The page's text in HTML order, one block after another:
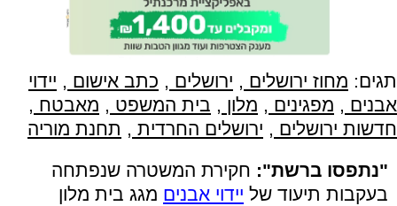
תגים: מחוז ירושלים , ירושלים , כתב אישום , יידוי
אבנים , מפגינים , מלון , בית המשפט , מאבטח ,
חדשות ירושלים , ירושלים החרדית , תחנת מוריה
"נתפסו ברשת": חקירת המשטרה שנפתחה
בעקבות תיעוד של יידוי אבנים מגג בית מלון